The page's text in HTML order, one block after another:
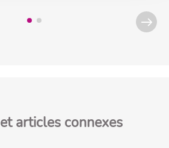
et articles connexes